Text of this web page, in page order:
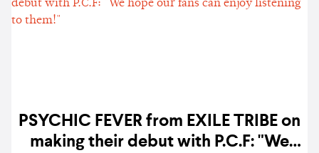
PSYCHIC FEVER from EXILE TRIBE on
making their debut with P.C.F: "We